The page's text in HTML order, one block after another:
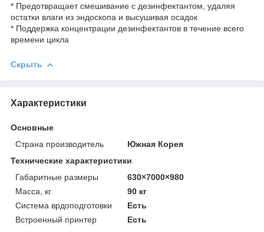
* Предотвращает смешивание с дезинфектантом, удаляя
остатки влаги из эндоскопа и высушивая осадок
* Поддержка концентрации дезинфектантов в течение всего
времени цикла
Скрыть
Характеристики
Основные
Страна производитель
Южная Корея
Технические характеристики
Габаритные размеры
630×7000×980
Масса, кг
90 кг
Система врдоподготовки
Есть
Встроенный принтер
Есть